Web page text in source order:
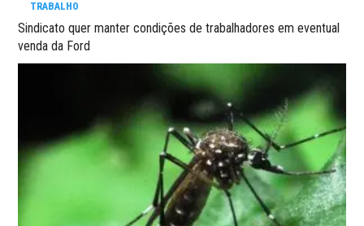
TRABALHO
Sindicato quer manter condições de trabalhadores em eventual
venda da Ford